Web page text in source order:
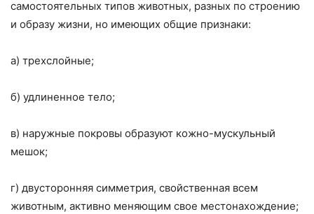
самостоятельных типов животных, разных по строению
и образу жизни, но имеющих общие признаки:
а) трехслойные;
б) удлиненное тело;
в) наружные покровы образуют кожно-мускульный
мешок;
г) двусторонняя симметрия, свойственная всем
животным, активно меняю­щим свое местонахождение;